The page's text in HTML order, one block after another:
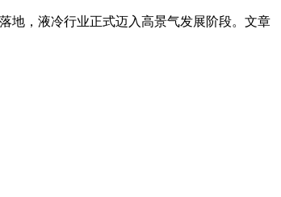
地，液冷行业正式迈入高景气发展阶段。文章